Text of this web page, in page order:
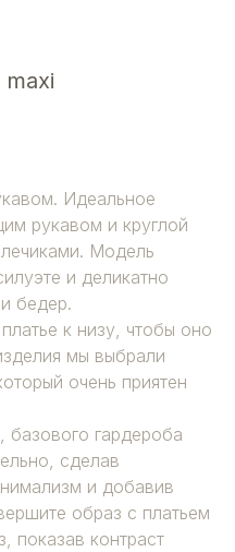
Идеальное
рукавом и круглой
Модель
и деликатно
бедер.
к низу, чтобы оно
мы выбрали
очень приятен
гардероба
сделав
и добавив
образ с платьем
показав контраст